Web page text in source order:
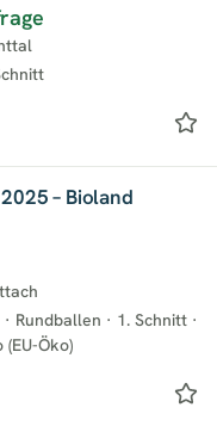
– Bioland
· Rundballen · 1. Schnitt ·
(EU-Öko)